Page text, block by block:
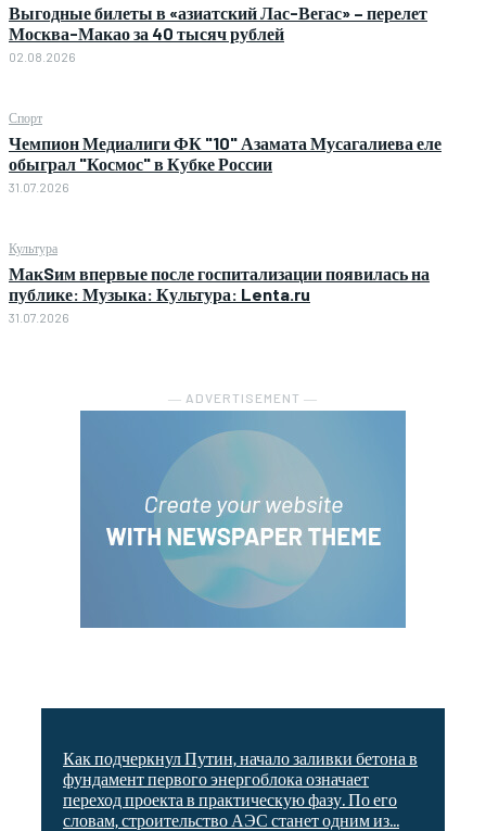
Выгодные билеты в «азиатский Лас-Вегас» – перелет
Москва-Макао за 40 тысяч рублей
02.08.2026
Спорт
Чемпион Медиалиги ФК "10" Азамата Мусагалиева еле
обыграл "Космос" в Кубке России
31.07.2026
Культура
МакSим впервые после госпитализации появилась на
публике: Музыка: Культура: Lenta.ru
31.07.2026
― ADVERTISEMENT ―
Как подчеркнул Путин, начало заливки бетона в
фундамент первого энергоблока означает
переход проекта в практическую фазу. По его
словам, строительство АЭС станет одним из...